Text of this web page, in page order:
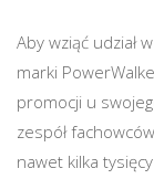
Aby wziąć udział
marki
promocji u
zespół
nawet kilka